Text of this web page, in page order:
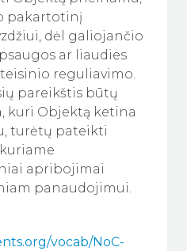
pakartotinį
dėl galiojančio
ar liaudies
reguliavimo.
pareikštis būtų
kuri Objektą ketina
turėtų pateikti
apribojimai
panaudojimui.
vocab/NoC-